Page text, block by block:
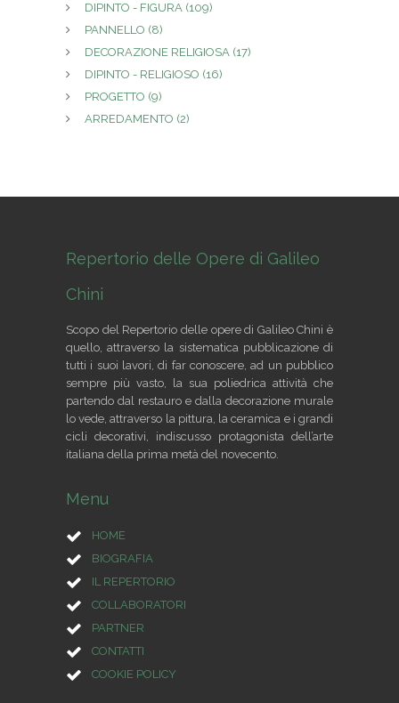
DIPINTO - FIGURA (109)
PANNELLO (8)
DECORAZIONE RELIGIOSA (17)
DIPINTO - RELIGIOSO (16)
PROGETTO (9)
ARREDAMENTO (2)
Repertorio delle Opere di Galileo
Chini
Scopo del Repertorio delle opere di Galileo Chini è
quello, attraverso la sistematica pubblicazione di
tutti i suoi lavori, di far conoscere, ad un pubblico
sempre più vasto, la sua poliedrica attività che
partendo dal restauro e dalla decorazione murale
lo vede, attraverso la pittura, la ceramica e i grandi
cicli decorativi, indiscusso protagonista dell’arte
italiana della prima metà del novecento.
Menu
HOME
BIOGRAFIA
IL REPERTORIO
COLLABORATORI
PARTNER
CONTATTI
COOKIE POLICY